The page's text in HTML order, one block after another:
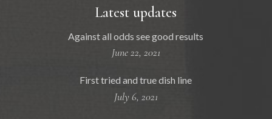
Latest updates
Against all odds see good results
June 22, 2021
First tried and true dish line
July 6, 2021